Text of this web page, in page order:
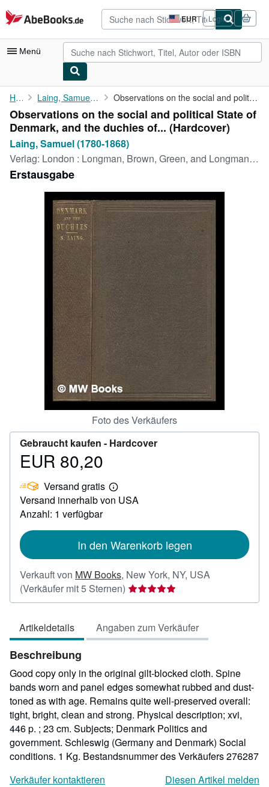
Zum Hauptinhalt
AbeBooks.de EUR
Seite
der
Einkaufseinstellungen.
Login
Menü
Nutzerkonto
Meine Bestellungen
Detailsuche
Sammlungen
Antiquarische Bücher
Kunst & Sammlerstücke
Verkäufer werden
SCHLIESSEN
Home Laing, Samuel (1780-1868) Observations on the social and political State of Denmark, and ...
Observations on the social and political State of
Denmark, and the duchies of... (Hardcover)
Laing, Samuel (1780-1868)
Verlag: London : Longman, Brown, Green, and Longmans, 1852
Erstausgabe
Foto des Verkäufers
Gebraucht kaufen - Hardcover
Preis
80,20
EUR 80,20
Versand gratis
Weitere
Informationen
Versand innerhalb von USA
Anzahl: 1 verfügbar
In den Warenkorb legen
Verkauft von MW Books, New York, NY, USA
(Verkäufer mit 5 Sternen) Verkäuferbewertung
5
5
Sternen
Artikeldetails Angaben zum Verkäufer
Beschreibung
Good copy only in the original gilt-blocked cloth. Spine
bands worn and panel edges somewhat rubbed and dust-
toned as with age. Remains quite well-preserved overall:
tight, bright, clean and strong. Physical description; xvi,
446 p. ; 23 cm. Subjects; Denmark Politics and
government. Schleswig (Germany and Denmark) Social
conditions. 1 Kg. Bestandsnummer des Verkäufers 276287
Verkäufer kontaktieren
Diesen Artikel melden